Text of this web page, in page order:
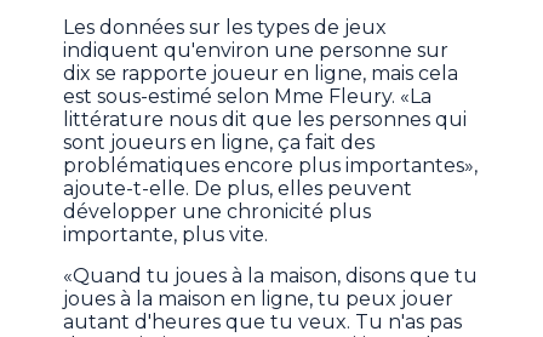
Les données sur les types de jeux
indiquent qu'environ une personne sur
dix se rapporte joueur en ligne, mais cela
est sous-estimé selon Mme Fleury. «La
littérature nous dit que les personnes qui
sont joueurs en ligne, ça fait des
problématiques encore plus importantes»,
ajoute-t-elle. De plus, elles peuvent
développer une chronicité plus
importante, plus vite.
«Quand tu joues à la maison, disons que tu
joues à la maison en ligne, tu peux jouer
autant d'heures que tu veux. Tu n'as pas